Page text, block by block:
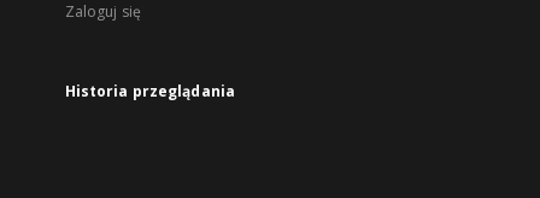
Zaloguj się
Historia przeglądania